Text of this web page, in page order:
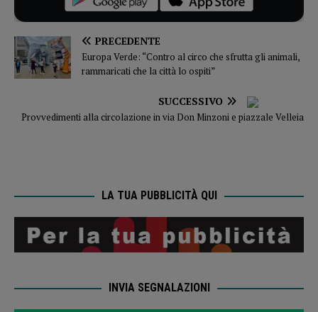
PRECEDENTE
Europa Verde: “Contro al circo che sfrutta gli animali,
rammaricati che la città lo ospiti”
SUCCESSIVO
Provvedimenti alla circolazione in via Don Minzoni e piazzale Velleia
LA TUA PUBBLICITÀ QUI
INVIA SEGNALAZIONI